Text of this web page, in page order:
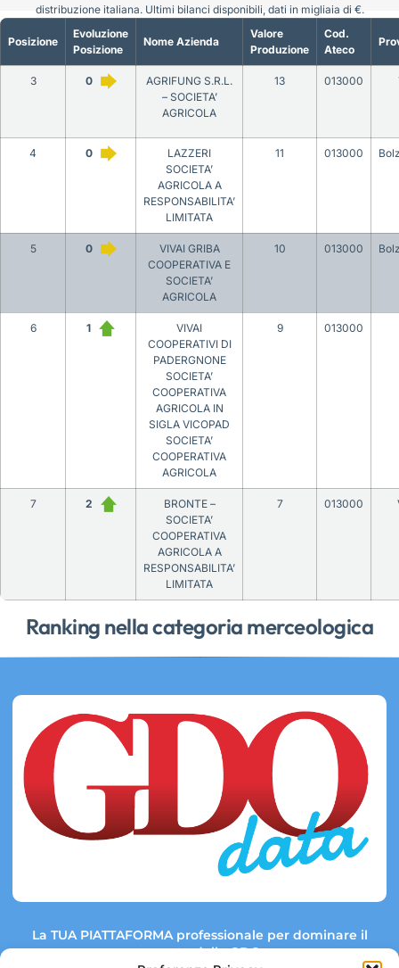
Ranking nella categoria merceologica
Posizione
Evoluzione
Posizione
Nome Azienda
Valore
Produzione
Cod.
Ateco
3 0
AGRIFUNG S.R.L.
– SOCIETA’
AGRICOLA
13 013000
4 0
LAZZERI
SOCIETA’
AGRICOLA A
RESPONSABILITA’
LIMITATA
11 013000
5 0
VIVAI GRIBA
COOPERATIVA E
SOCIETA’
AGRICOLA
10 013000
6 1
VIVAI
COOPERATIVI DI
PADERGNONE
SOCIETA’
COOPERATIVA
AGRICOLA IN
SIGLA VICOPAD
SOCIETA’
COOPERATIVA
AGRICOLA
9 013000
7 2
BRONTE –
SOCIETA’
COOPERATIVA
AGRICOLA A
RESPONSABILITA’
LIMITATA
7 013000
distribuzione italiana. Ultimi bilanci disponibili, dati in migliaia di €.
La TUA PIATTAFORMA professionale per dominare il
mercato della GDO.